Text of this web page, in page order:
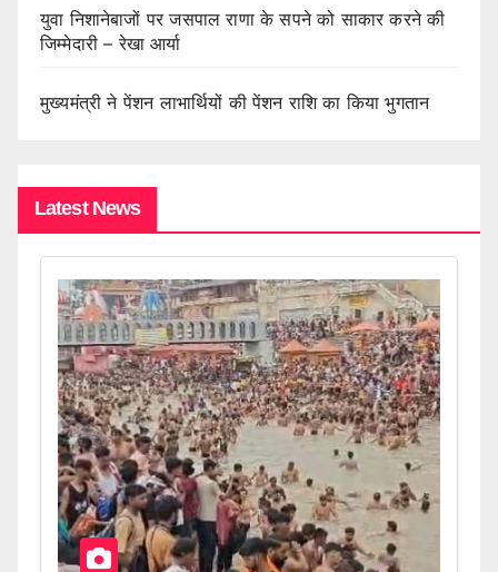
युवा निशानेबाजों पर जसपाल राणा के सपने को साकार करने की
जिम्मेदारी – रेखा आर्या
मुख्यमंत्री ने पेंशन लाभार्थियों की पेंशन राशि का किया भुगतान
Latest News